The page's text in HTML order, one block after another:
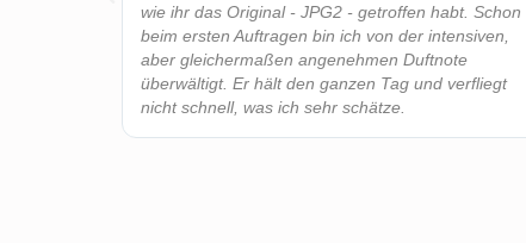
wie ihr das Original - JPG2 - getroffen habt. Schon
beim ersten Auftragen bin ich von der intensiven,
aber gleichermaßen angenehmen Duftnote
überwältigt. Er hält den ganzen Tag und verfliegt
nicht schnell, was ich sehr schätze.